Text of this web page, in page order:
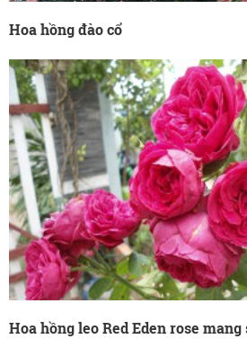
Hoa hồng đào cổ
Hoa hồng leo Red Eden rose mang